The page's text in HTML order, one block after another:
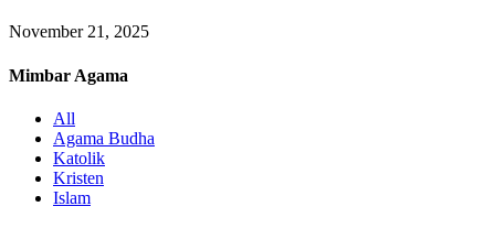
November 21, 2025
Mimbar Agama
All
Agama Budha
Katolik
Kristen
Islam